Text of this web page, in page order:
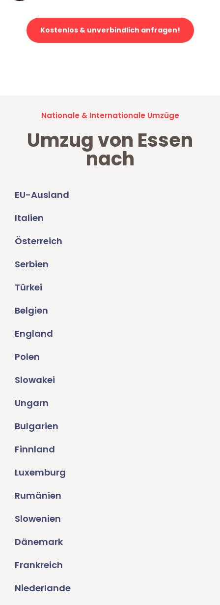
Kostenlos & unverbindlich anfragen!
Nationale & Internationale Umzüge
Umzug von Essen
nach
EU-Ausland
Italien
Österreich
Serbien
Türkei
Belgien
England
Polen
Slowakei
Ungarn
Bulgarien
Finnland
Luxemburg
Rumänien
Slowenien
Dänemark
Frankreich
Niederlande